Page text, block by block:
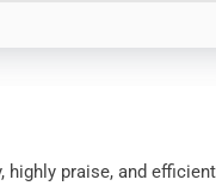
highly praise, and efficient